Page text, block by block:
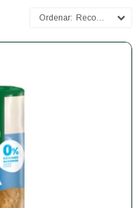
Recomendados